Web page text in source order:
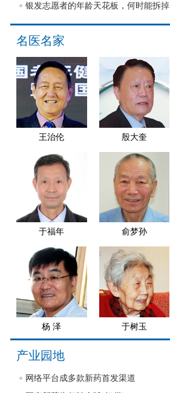
银发志愿者的年龄天花板，何时能拆掉
名医名家
王治伦 殷大奎
于福年 俞梦孙
杨 泽 于树玉
产业园地
网络平台成多款新药首发渠道